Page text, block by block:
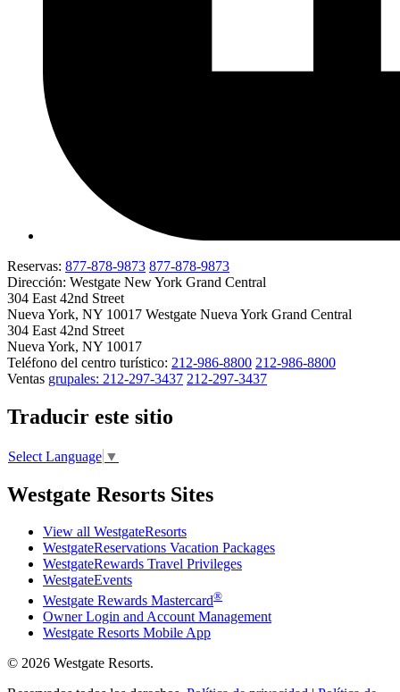
Reservas: 877-878-9873 877-878-9873
Dirección: Westgate New York Grand Central
304 East 42nd Street
Nueva York, NY 10017 Westgate Nueva York Grand Central
304 East 42nd Street
Nueva York, NY 10017
Teléfono del centro turístico: 212-986-8800 212-986-8800
Ventas grupales: 212-297-3437 212-297-3437
Traducir este sitio
Select Language ▼
Westgate Resorts Sites
View all WestgateResorts
WestgateReservations Vacation Packages
WestgateRewards Travel Privileges
WestgateEvents
Westgate Rewards Mastercard®
Owner Login and Account Management
Westgate Resorts Mobile App
© 2026 Westgate Resorts.